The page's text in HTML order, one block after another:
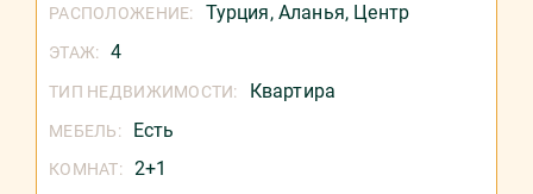
РАСПОЛОЖЕНИЕ: Турция, Аланья, Центр
ЭТАЖ: 4
ТИП НЕДВИЖИМОСТИ: Квартира
МЕБЕЛЬ: Есть
КОМНАТ: 2+1